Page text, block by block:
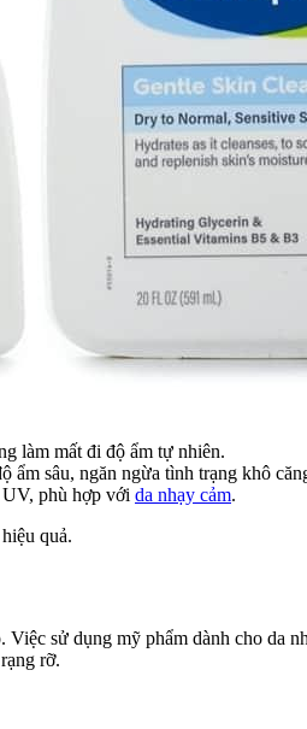
làm mất đi độ ẩm tự nhiên.
ẩm sâu, ngăn ngừa tình trạng khô
phù hợp với da nhạy cảm.
quả.
sử dụng mỹ phẩm dành cho da
rỡ.